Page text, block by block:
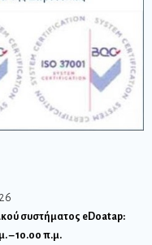
συστήματος eDoatap:
– 10.00 π.μ.